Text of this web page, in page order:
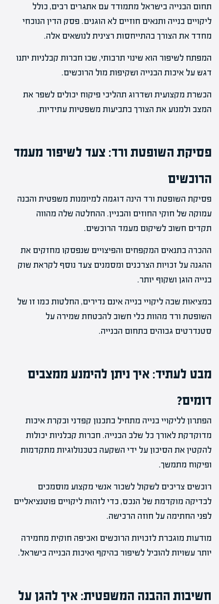
תחום הבנייה בישראל מתמודד עם אתגרים רבים, כולל
ליקויים בנייה ותנאים חוזיים לא הוגנים. פסק הדין הנוכחי
מחדד את הצורך בהתייחסות רצינית לנושאים אלה.
המפתח לשיפור הוא שינוי תרבותי, שבו חברות קבלניות יתנו
דגש על איכות הבנייה ושקיפות מול הרוכשים.
הכשרת מקצועית ושדרוג תהליכי פיקוח יכולים לשפר את
המצב ולמנוע את הצורך בתביעות משפטיות עתידיות.
פסיקת השופטת ורד: צעד לשיפור מעמד
הרוכשים
פסיקת השופטת ורד הינה דוגמה למיומנות משפטית והבנה
עמוקה של חוקי החוזים והבניין. ההחלטה שלה מהווה
תקדים חשוב לשיקום מעמד הרוכשים.
ההכרה בתנאים המקפחים והפיצויים שנפסקו מחזקים את
ההגנה על זכויות הצרכנים ומסמנים צעד נוסף לקראת שוק
בנייה הוגן ושקוף יותר.
במציאות שבה ליקויי בנייה אינם נדירים, החלטות כמו זו של
השופטת ורד מהוות כלי חשוב להבטחת שמירה על
סטנדרטים גבוהים בתחום הבנייה.
מבט לעתיד: איך ניתן להימנע ממצבים
דומים?
הפתרון לליקויי בנייה מתחיל בתכנון קפדני ובקרת איכות
מדוקדקת לאורך כל שלב הבנייה. חברות קבלניות יכולות
להקטין את הסיכון על ידי השקעה בטכנולוגיות מתקדמות
ופיקוח מתמשך.
רוכשים צריכים לשקול לשכור אנשי מקצוע מוסמכים
לבדיקה מוקדמת של הנכס, כדי לזהות ליקויים פוטנציאליים
לפני החתימה על חוזה הרכישה.
מודעות מוגברת לזכויות הרוכשים ואכיפה חוקית מחמירה
יותר עשויות להוביל לשיפור בהיקף ואיכות הבנייה בישראל.
חשיבות ההבנה המשפטית: איך להגן על